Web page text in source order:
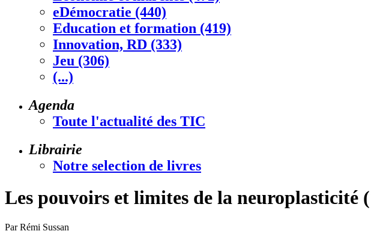
eDémocratie (440)
Education et formation (419)
Innovation, RD (333)
Jeu (306)
(...)
Agenda
Toute l'actualité des TIC
Librairie
Notre selection de livres
Les pouvoirs et limites de la neuroplasticité
Par Rémi Sussan